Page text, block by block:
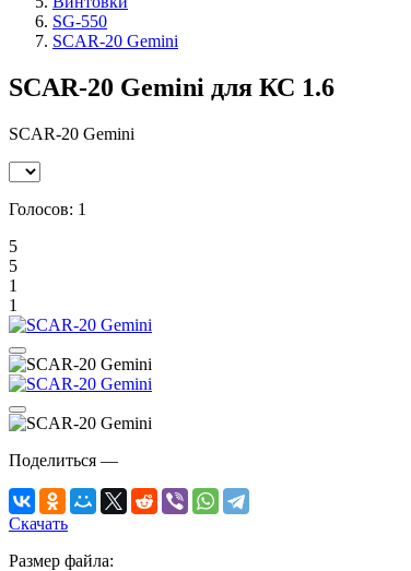
SG-550
SCAR-20 Gemini
SCAR-20 Gemini для КС 1.6
SCAR-20 Gemini
Голосов: 1
5
5
1
1
Поделиться —
Скачать
Размер файла: